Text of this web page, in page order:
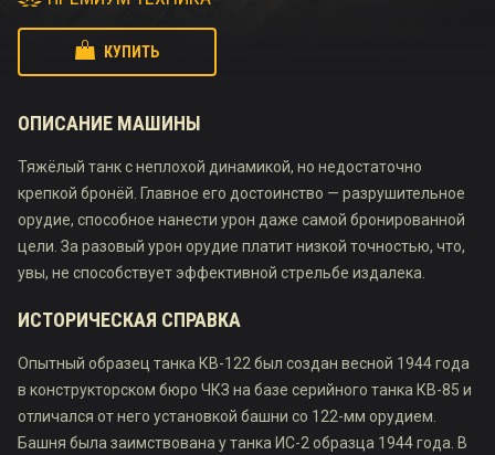
КУПИТЬ
ОПИСАНИЕ МАШИНЫ
Тяжёлый танк с неплохой динамикой, но недостаточно
крепкой бронёй. Главное его достоинство — разрушительное
орудие, способное нанести урон даже самой бронированной
цели. За разовый урон орудие платит низкой точностью, что,
увы, не способствует эффективной стрельбе издалека.
ИСТОРИЧЕСКАЯ СПРАВКА
Опытный образец танка КВ-122 был создан весной 1944 года
в конструкторском бюро ЧКЗ на базе серийного танка КВ-85 и
отличался от него установкой башни со 122-мм орудием.
Башня была заимствована у танка ИС-2 образца 1944 года. В